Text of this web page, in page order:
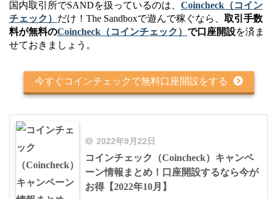
国内取引所でSANDを扱っているのは、 Coincheck（コイン
チェック） だけ！The Sandboxで遊んで稼ぐなら、 取引手数
料が無料のCoincheck（コインチェック） で口座開設を済ま
せておきましょう。
今すぐコインチェックで無料口座開設をする
2022年9月22日
コインチェック（Coincheck）キャンペ
ーン情報まとめ！口座開設するなら今が
お得【2022年10月】